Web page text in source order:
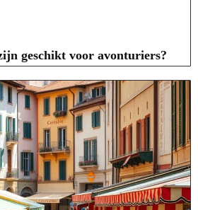
geschikt voor avonturiers?